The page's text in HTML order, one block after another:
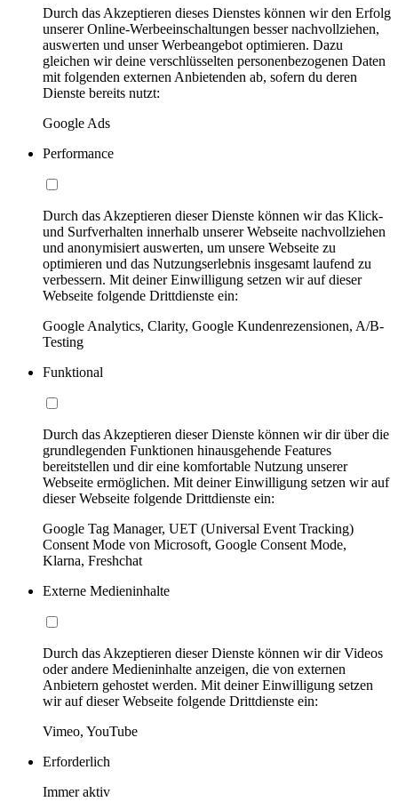
Durch das Akzeptieren dieses Dienstes können wir den Erfolg
unserer Online-Werbeeinschaltungen besser nachvollziehen,
auswerten und unser Werbeangebot optimieren. Dazu
gleichen wir deine verschlüsselten personenbezogenen Daten
mit folgenden externen Anbietenden ab, sofern du deren
Dienste bereits nutzt:
Google Ads
Performance
Durch das Akzeptieren dieser Dienste können wir das Klick-
und Surfverhalten innerhalb unserer Webseite nachvollziehen
und anonymisiert auswerten, um unsere Webseite zu
optimieren und das Nutzungserlebnis insgesamt laufend zu
verbessern. Mit deiner Einwilligung setzen wir auf dieser
Webseite folgende Drittdienste ein:
Google Analytics, Clarity, Google Kundenrezensionen, A/B-
Testing
Funktional
Durch das Akzeptieren dieser Dienste können wir dir über die
grundlegenden Funktionen hinausgehende Features
bereitstellen und dir eine komfortable Nutzung unserer
Webseite ermöglichen. Mit deiner Einwilligung setzen wir auf
dieser Webseite folgende Drittdienste ein:
Google Tag Manager, UET (Universal Event Tracking)
Consent Mode von Microsoft, Google Consent Mode,
Klarna, Freshchat
Externe Medieninhalte
Durch das Akzeptieren dieser Dienste können wir dir Videos
oder andere Medieninhalte anzeigen, die von externen
Anbietern gehostet werden. Mit deiner Einwilligung setzen
wir auf dieser Webseite folgende Drittdienste ein:
Vimeo, YouTube
Erforderlich
Immer aktiv